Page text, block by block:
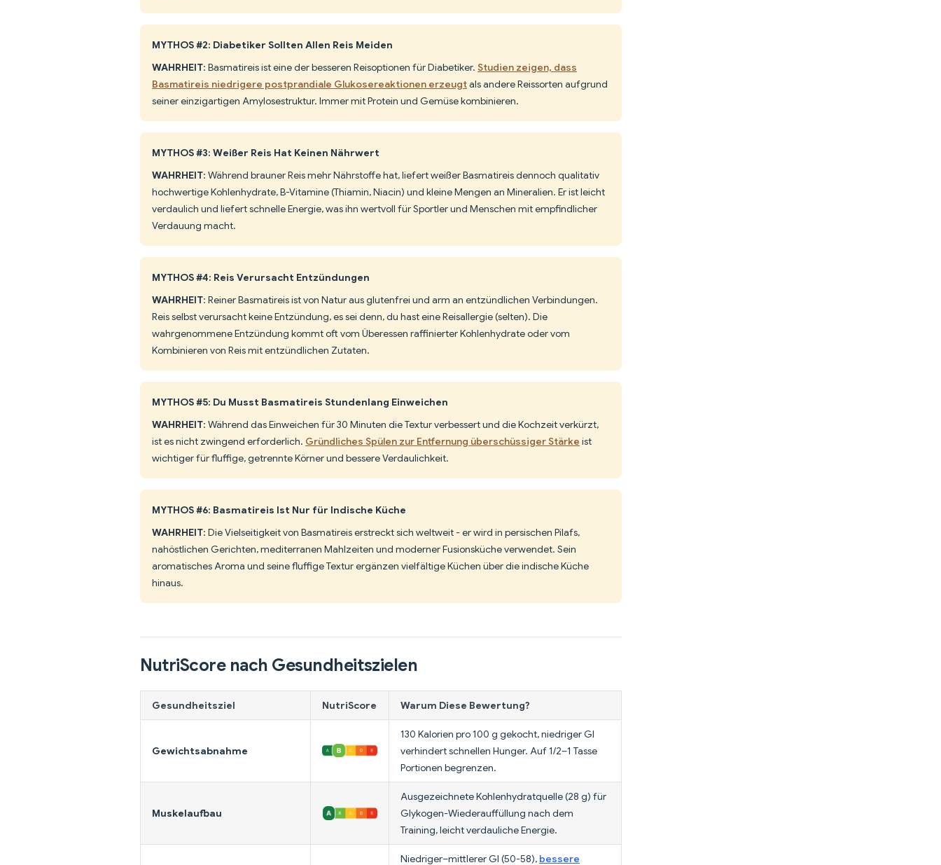
MYTHOS #2: Diabetiker Sollten Allen Reis Meiden
WAHRHEIT: Basmatireis ist eine der besseren Reisoptionen für Diabetiker. Studien zeigen, dass
Basmatireis niedrigere postprandiale Glukosereaktionen erzeugtals andere Reissorten aufgrund
seiner einzigartigen Amylosestruktur. Immer mit Protein und Gemüse kombinieren.
MYTHOS #3: Weißer Reis Hat Keinen Nährwert
WAHRHEIT: Während brauner Reis mehr Nährstoffe hat, liefert weißer Basmatireis dennoch qualitativ
hochwertige Kohlenhydrate, B-Vitamine (Thiamin, Niacin) und kleine Mengen an Mineralien. Er ist leicht
verdaulich und liefert schnelle Energie, was ihn wertvoll für Sportler und Menschen mit empfindlicher
Verdauung macht.
MYTHOS #4: Reis Verursacht Entzündungen
WAHRHEIT: Reiner Basmatireis ist von Natur aus glutenfrei und arm an entzündlichen Verbindungen.
Reis selbst verursacht keine Entzündung, es sei denn, du hast eine Reisallergie (selten). Die
wahrgenommene Entzündung kommt oft vom Überessen raffinierter Kohlenhydrate oder vom
Kombinieren von Reis mit entzündlichen Zutaten.
MYTHOS #5: Du Musst Basmatireis Stundenlang Einweichen
WAHRHEIT: Während das Einweichen für 30 Minuten die Textur verbessert und die Kochzeit verkürzt,
ist es nicht zwingend erforderlich. Gründliches Spülen zur Entfernung überschüssiger Stärke ist
wichtiger für fluffige, getrennte Körner und bessere Verdaulichkeit.
MYTHOS #6: Basmatireis Ist Nur für Indische Küche
WAHRHEIT: Die Vielseitigkeit von Basmatireis erstreckt sich weltweit - er wird in persischen Pilafs,
nahöstlichen Gerichten, mediterranen Mahlzeiten und moderner Fusionsküche verwendet. Sein
aromatisches Aroma und seine fluffige Textur ergänzen vielfältige Küchen über die indische Küche
hinaus.
NutriScore nach Gesundheitszielen
Gesundheitsziel NutriScore Warum Diese Bewertung?
Gewichtsabnahme
130 Kalorien pro 100 g gekocht, niedriger GI
verhindert schnellen Hunger. Auf 1/2–1 Tasse
Portionen begrenzen.
Muskelaufbau
Ausgezeichnete Kohlenhydratquelle (28 g) für
Glykogen-Wiederauffüllung nach dem
Training, leicht verdauliche Energie.
Niedriger–mittlerer GI (50-58), bessere